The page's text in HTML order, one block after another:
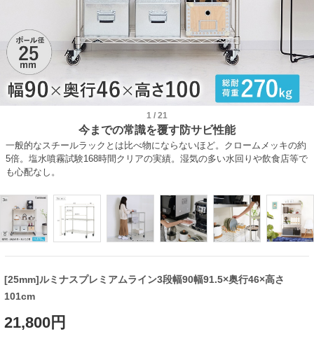
1 / 21
今までの常識を覆す防サビ性能
一般的なスチールラックとは比べ物にならないほど。クロームメッキの約
5倍。塩水噴霧試験168時間クリアの実績。湿気の多い水回りや飲食店等で
も心配なし。
[25mm]ルミナスプレミアムライン3段幅90幅91.5×奥行46×高さ
101cm
21,800円